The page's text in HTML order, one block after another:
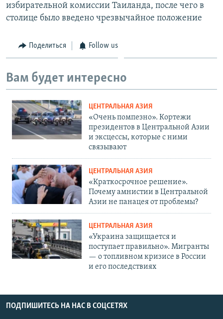
избирательной комиссии Таиланда, после чего в
столице было введено чрезвычайное положение
Поделиться Follow us
Вам будет интересно
ЦЕНТРАЛЬНАЯ АЗИЯ
«Очень помпезно». Кортежи
президентов в Центральной Азии
и эксцессы, которые с ними
связывают
ЦЕНТРАЛЬНАЯ АЗИЯ
«Краткосрочное решение».
Почему амнистии в Центральной
Азии не панацея от проблемы?
ЦЕНТРАЛЬНАЯ АЗИЯ
«Украина защищается и
поступает правильно». Мигранты
— о топливном кризисе в России
и его последствиях
ПОДПИШИТЕСЬ НА НАС В СОЦСЕТЯХ